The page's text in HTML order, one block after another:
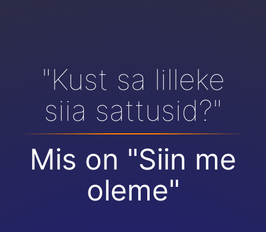
"Kust sa lilleke
siia sattusid?"
Mis on "Siin me
oleme"